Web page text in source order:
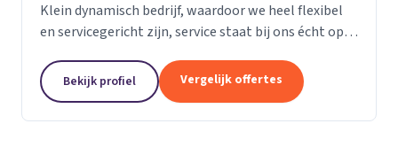
Klein dynamisch bedrijf, waardoor we heel flexibel
en servicegericht zijn, service staat bij ons écht op
Bekijk profiel Vergelijk offertes